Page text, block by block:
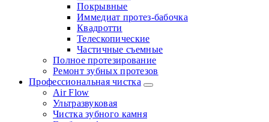
Покрывные
Иммедиат протез-бабочка
Квадротти
Телескопические
Частичные съемные
Полное протезирование
Ремонт зубных протезов
Профессиональная чистка
Air Flow
Ультразвуковая
Чистка зубного камня